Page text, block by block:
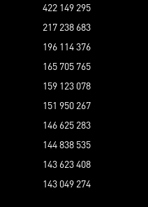
422 149 295
217 238 683
196 114 376
165 705 765
159 123 078
151 950 267
146 625 283
144 838 535
143 623 408
143 049 274